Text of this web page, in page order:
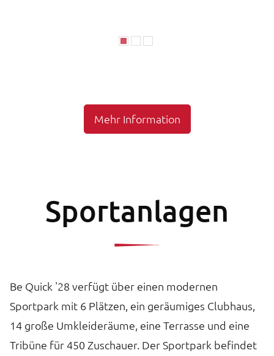
Mehr Information
Sportanlagen
Be Quick '28 verfügt über einen modernen
Sportpark mit 6 Plätzen, ein geräumiges Clubhaus,
14 große Umkleideräume, eine Terrasse und eine
Tribüne für 450 Zuschauer. Der Sportpark befindet